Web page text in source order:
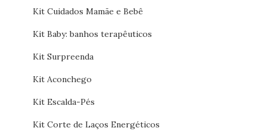
Kit Cuidados Mamãe e Bebê
Kit Baby: banhos terapêuticos
Kit Surpreenda
Kit Aconchego
Kit Escalda-Pés
Kit Corte de Laços Energéticos